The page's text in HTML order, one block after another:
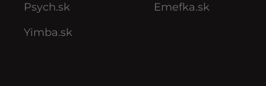
Psych.sk
Yimba.sk
Emefka.sk